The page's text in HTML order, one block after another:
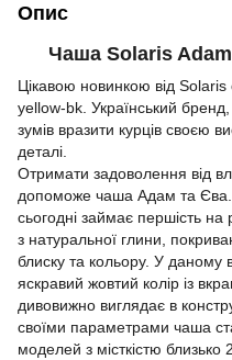
Опис
Чаша Solaris
Цікавою новинкою від
yellow-bk. Український
зумів вразити курців своєю
деталі.
Отримати задоволення від
допоможе чаша Адам та Єва.
сьогодні займає першість
з натуральної глини,
блиску та кольору. У
яскравий жовтий колір із
дивовижно виглядає в
своїми параметрами чаша
моделей з місткістю близько